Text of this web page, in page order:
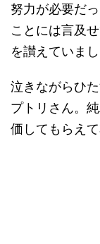
努力が必要だ
ことには言及
を讃えていまし
泣きながらひ
プトリさん。
価してもらえ